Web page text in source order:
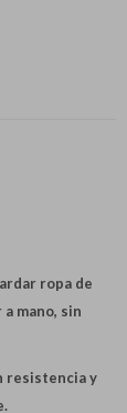
ropa de
mano, sin
resistencia y